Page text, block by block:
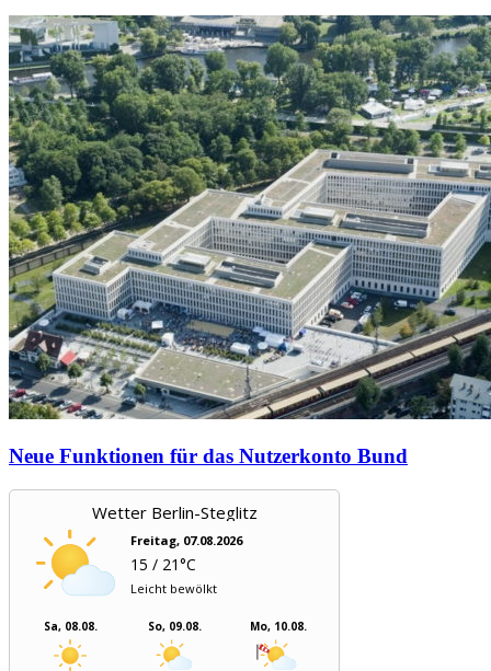
Neue Funktionen für das Nutzerkonto Bund
Wetter Berlin-Steglitz
Freitag, 07.08.2026
15 / 21°C
Leicht bewölkt
Sa, 08.08. So, 09.08. Mo, 10.08.